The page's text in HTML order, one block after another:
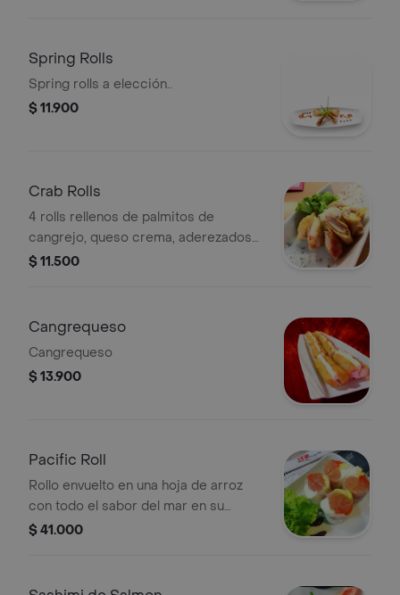
Spring Rolls
Spring rolls a elección..
$ 11.900
Crab Rolls
4 rolls rellenos de palmitos de
cangrejo, queso crema, aderezados
con salsa Hanashi.
$ 11.500
Cangrequeso
Cangrequeso
$ 13.900
Pacific Roll
Rollo envuelto en una hoja de arroz
con todo el sabor del mar en su
interior por el salmón, caviar, queso
$ 41.000